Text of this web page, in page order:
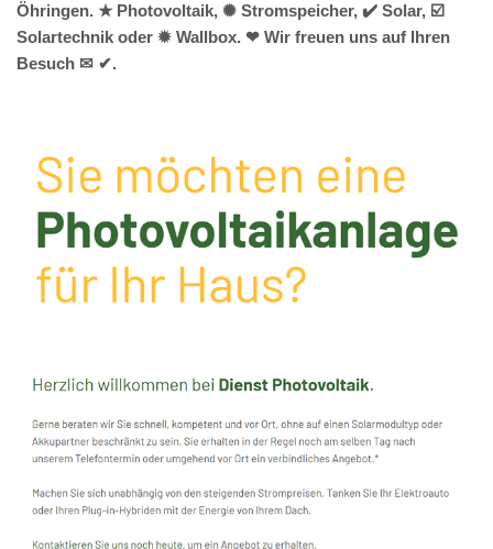
Öhringen. ★ Photovoltaik, ✺ Stromspeicher, ✔️ Solar, ☑️
Solartechnik oder ✹ Wallbox. ❤ Wir freuen uns auf Ihren
Besuch ✉ ✔.